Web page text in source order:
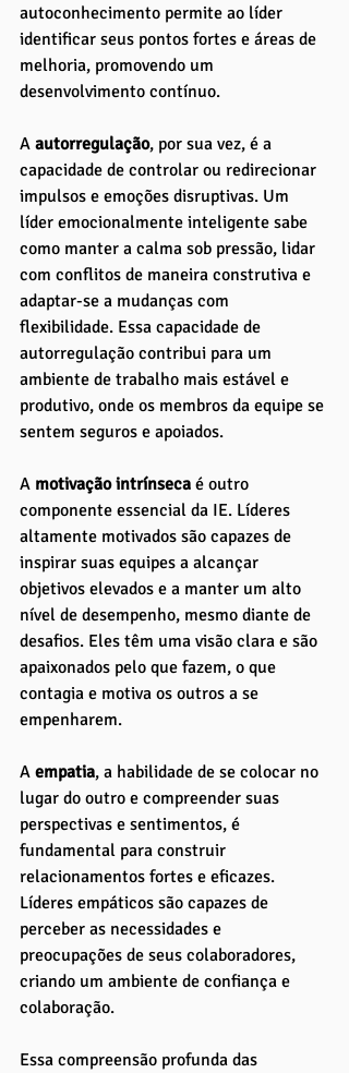
autoconhecimento permite ao líder
identificar seus pontos fortes e áreas de
melhoria, promovendo um
desenvolvimento contínuo.
A autorregulação, por sua vez, é a
capacidade de controlar ou redirecionar
impulsos e emoções disruptivas. Um
líder emocionalmente inteligente sabe
como manter a calma sob pressão, lidar
com conflitos de maneira construtiva e
adaptar-se a mudanças com
flexibilidade. Essa capacidade de
autorregulação contribui para um
ambiente de trabalho mais estável e
produtivo, onde os membros da equipe se
sentem seguros e apoiados.
A motivação intrínseca é outro
componente essencial da IE. Líderes
altamente motivados são capazes de
inspirar suas equipes a alcançar
objetivos elevados e a manter um alto
nível de desempenho, mesmo diante de
desafios. Eles têm uma visão clara e são
apaixonados pelo que fazem, o que
contagia e motiva os outros a se
empenharem.
A empatia, a habilidade de se colocar no
lugar do outro e compreender suas
perspectivas e sentimentos, é
fundamental para construir
relacionamentos fortes e eficazes.
Líderes empáticos são capazes de
perceber as necessidades e
preocupações de seus colaboradores,
criando um ambiente de confiança e
colaboração.
Essa compreensão profunda das